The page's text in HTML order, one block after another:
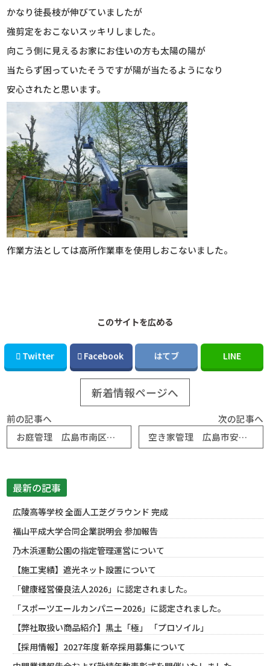
かなり徒長枝が伸びていましたが
強剪定をおこないスッキリしました。
向こう側に見えるお家にお住いの方も太陽の陽が
当たらず困っていたそうですが陽が当たるようになり
安心されたと思います。
作業方法としては高所作業車を使用しおこないました。
このサイトを広める
Twitter Facebook はてブ LINE
新着情報ページへ
前の記事へ
お庭管理 広島市南区 S様邸
次の記事へ
空き家管理 広島市安佐南区 C様邸
最新の記事
広陵高等学校 全面人工芝グラウンド 完成
福山平成大学合同企業説明会 参加報告
乃木浜運動公園の指定管理運営について
【施工実績】遮光ネット設置について
「健康経営優良法人2026」に認定されました。
「スポーツエールカンパニー2026」に認定されました。
【弊社取扱い商品紹介】黒土「極」 「プロソイル」
【採用情報】2027年度 新卒採用募集について